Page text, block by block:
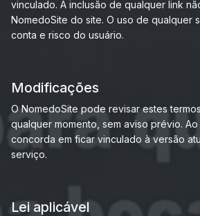
vinculado. A inclusão de qualquer link
NomedoSite do site. O uso de qualquer
conta e risco do usuário.
Modificações
O NomedoSite pode revisar estes
qualquer momento, sem aviso prévio.
concorda em ficar vinculado à versão
serviço.
Lei aplicável